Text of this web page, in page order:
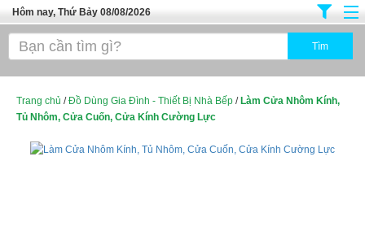
Hôm nay, Thứ Bảy 08/08/2026
Trang chủ
Tuyển Sinh Đào Tạo
Trang chủ /Đồ Dùng Gia Đình - Thiết Bị Nhà Bếp / Làm Cửa Nhôm Kính,
Tủ Nhôm, Cửa Cuốn, Cửa Kính Cường Lực